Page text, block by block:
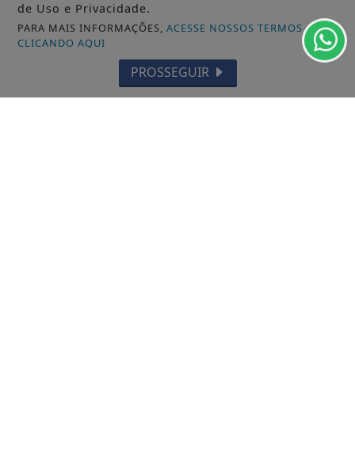
SIGA JORNAL A FOLHA
/ NOTÍCIAS
de Uso e Privacidade.
PARA MAIS INFORMAÇÕES,ACESSE NOSSOS TERMOS
CLICANDO AQUI
PROSSEGUIR